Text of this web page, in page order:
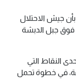
- أفاد مندوب وكالة “الأحداث 24” بأن جيش الاحتلال
فوق جبل الدبشة
النقاط التي
في خطوة تحمل